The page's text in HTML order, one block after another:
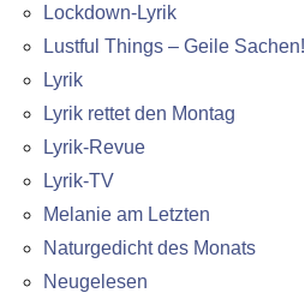
Lockdown-Lyrik
Lustful Things – Geile Sachen!
Lyrik
Lyrik rettet den Montag
Lyrik-Revue
Lyrik-TV
Melanie am Letzten
Naturgedicht des Monats
Neugelesen